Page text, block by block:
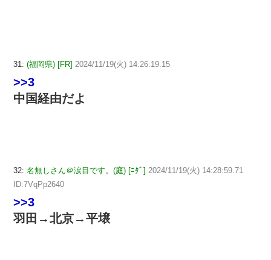
31: (福岡県) [FR] 2024/11/19(火) 14:26:19.15
>>3
中国経由だよ
32: 名無しさん＠涙目です。(庭) [ﾆﾀﾞ] 2024/11/19(火) 14:28:59.71
ID:7VqPp2640
>>3
羽田→北京→平壌